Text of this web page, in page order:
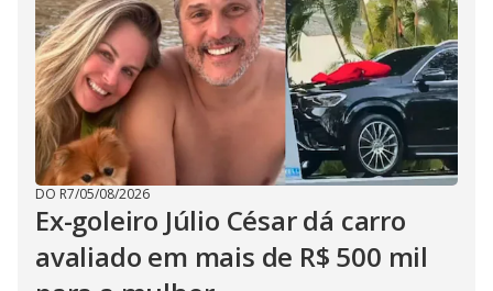
DO R7/05/08/2026
Ex-goleiro Júlio César dá carro
avaliado em mais de R$ 500 mil